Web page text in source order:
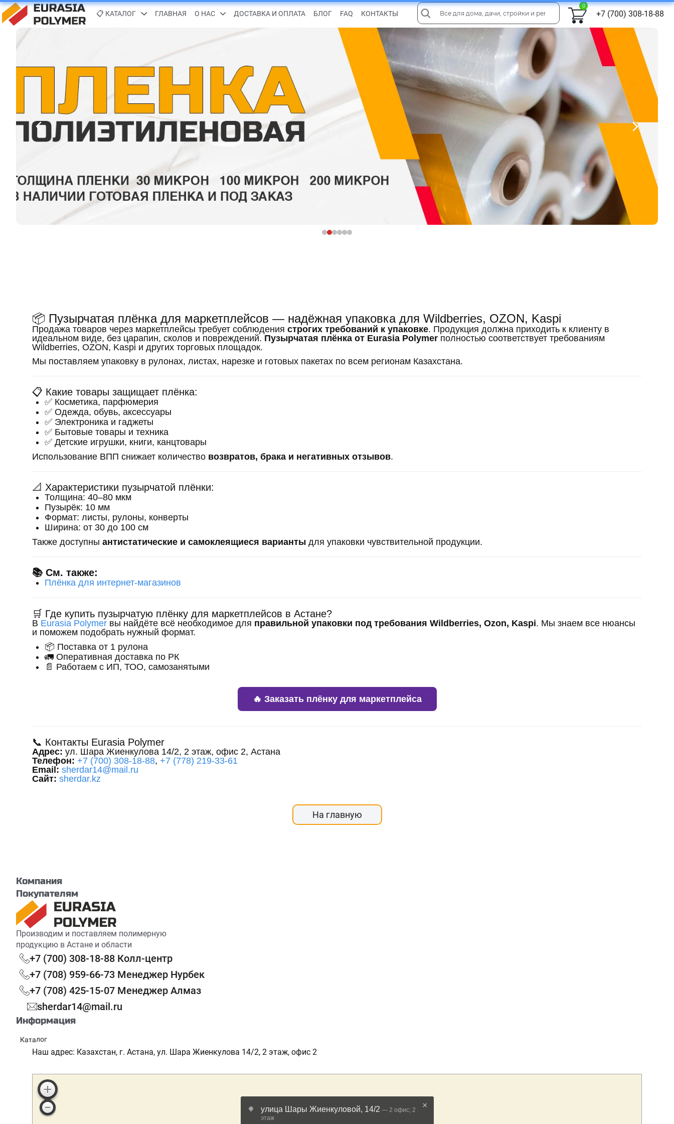
📋 КАТАЛОГ ГЛАВНАЯ О НАС ДОСТАВКА И ОПЛАТА БЛОГ FAQ КОНТАКТЫ
0
+7 (700) 308-18-88
📦 Пузырчатая плёнка для маркетплейсов — надёжная упаковка для Wildberries, OZON, Kaspi
Продажа товаров через маркетплейсы требует соблюдения строгих требований к упаковке. Продукция должна приходить к клиенту в
идеальном виде, без царапин, сколов и повреждений. Пузырчатая плёнка от Eurasia Polymer полностью соответствует требованиям
Wildberries, OZON, Kaspi и других торговых площадок.
Мы поставляем упаковку в рулонах, листах, нарезке и готовых пакетах по всем регионам Казахстана.
📋 Какие товары защищает плёнка:
✅ Косметика, парфюмерия
✅ Одежда, обувь, аксессуары
✅ Электроника и гаджеты
✅ Бытовые товары и техника
✅ Детские игрушки, книги, канцтовары
Использование ВПП снижает количество возвратов, брака и негативных отзывов.
📐 Характеристики пузырчатой плёнки:
Толщина: 40–80 мкм
Пузырёк: 10 мм
Формат: листы, рулоны, конверты
Ширина: от 30 до 100 см
Также доступны антистатические и самоклеящиеся варианты для упаковки чувствительной продукции.
📚 См. также:
Плёнка для интернет-магазинов
🛒 Где купить пузырчатую плёнку для маркетплейсов в Астане?
В Eurasia Polymer вы найдёте всё необходимое для правильной упаковки под требования Wildberries, Ozon, Kaspi. Мы знаем все нюансы
и поможем подобрать нужный формат.
📦 Поставка от 1 рулона
🚛 Оперативная доставка по РК
📄 Работаем с ИП, ТОО, самозанятыми
🔥 Заказать плёнку для маркетплейса
📞 Контакты Eurasia Polymer
Адрес: ул. Шара Жиенкулова 14/2, 2 этаж, офис 2, Астана
Телефон: +7 (700) 308-18-88, +7 (778) 219-33-61
Email: sherdar14@mail.ru
Сайт: sherdar.kz
На главную
Компания
Покупателям
Производим и поставляем полимерную
продукцию в Астане и области
+7 (700) 308-18-88 Колл-центр
+7 (708) 959-66-73 Менеджер Нурбек
+7 (708) 425-15-07 Менеджер Алмаз
sherdar14@mail.ru
Информация
Каталог
Реквизиты
Партнерская программа
Доставка и оплата
Скидки и акции
Блог
Наш адрес: Казахстан, г. Астана, ул. Шара Жиенкулова 14/2, 2 этаж, офис 2